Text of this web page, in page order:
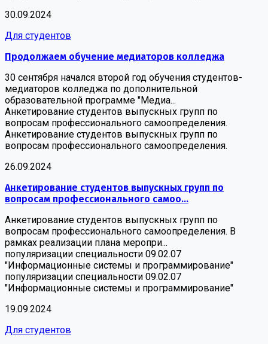
30.09.2024
Для студентов
Продолжаем обучение медиаторов колледжа
30 сентября начался второй год обучения студентов-
медиаторов колледжа по дополнительной
образовательной программе "Медиа...
Анкетирование студентов выпускных групп по
вопросам профессионального самоопределения.
Анкетирование студентов выпускных групп по
вопросам профессионального самоопределения.
26.09.2024
Анкетирование студентов выпускных групп по
вопросам профессионального самоо...
Анкетирование студентов выпускных групп по
вопросам профессионального самоопределения. В
рамках реализации плана меропри...
популяризации специальности 09.02.07
"Информационные системы и программирование"
популяризации специальности 09.02.07
"Информационные системы и программирование"
19.09.2024
Для студентов